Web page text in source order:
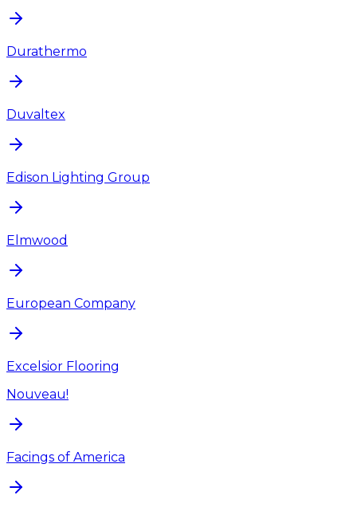
Durathermo
Duvaltex
Edison Lighting Group
Elmwood
European Company
Excelsior Flooring
Nouveau!
Facings of America